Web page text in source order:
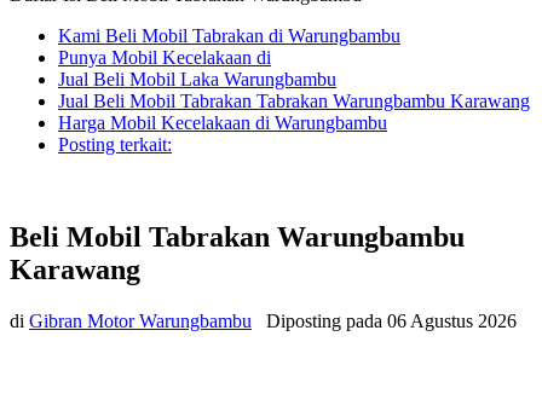
Kami Beli Mobil Tabrakan di Warungbambu
Punya Mobil Kecelakaan di
Jual Beli Mobil Laka Warungbambu
Jual Beli Mobil Tabrakan Tabrakan Warungbambu Karawang
Harga Mobil Kecelakaan di Warungbambu
Posting terkait:
Beli Mobil Tabrakan Warungbambu
Karawang
di Gibran Motor Warungbambu Diposting pada 06 Agustus 2026